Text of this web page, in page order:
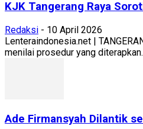
KJK Tangerang Raya
Redaksi - 10 April 2026
Lenteraindonesia.net |
menilai prosedur yang
Ade Firmansyah Dilantik